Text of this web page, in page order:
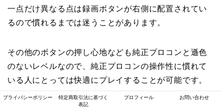
一点だけ異なる点は録画ボタンが右側に配置されてい
るので慣れるまでは迷うことがあります。
その他のボタンの押し心地なども純正プロコンと遜色
のないレベルなので、純正プロコンの操作性に慣れて
いる人にとっては快適にプレイすることが可能です。
プライバシーポリシー
特定商取引法に基づく
表記
プロフィール お問い合わせ